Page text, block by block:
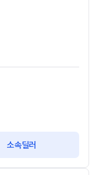
소속딜러